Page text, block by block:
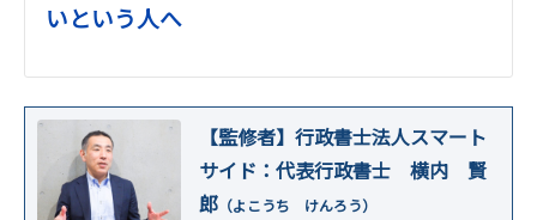
いという人へ
【監修者】行政書士法人スマート
サイド：代表行政書士 横内 賢
郎 （よこうち けんろう）